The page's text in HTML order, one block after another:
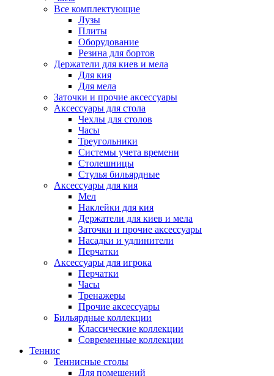
Все комплектующие
Лузы
Плиты
Оборудование
Резина для бортов
Держатели для киев и мела
Для кия
Для мела
Заточки и прочие аксессуары
Аксессуары для стола
Чехлы для столов
Часы
Треугольники
Системы учета времени
Столешницы
Стулья бильярдные
Аксессуары для кия
Мел
Наклейки для кия
Держатели для киев и мела
Заточки и прочие аксессуары
Насадки и удлинители
Перчатки
Аксессуары для игрока
Перчатки
Часы
Тренажеры
Прочие аксессуары
Бильярдные коллекции
Классические коллекции
Современные коллекции
Теннис
Теннисные столы
Для помещений